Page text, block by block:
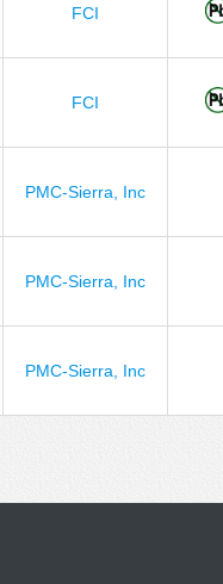
FCI
FCI
PMC-Sierra, Inc
PMC-Sierra, Inc
PMC-Sierra, Inc